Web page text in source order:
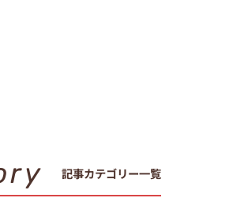
記事カテゴリー一覧